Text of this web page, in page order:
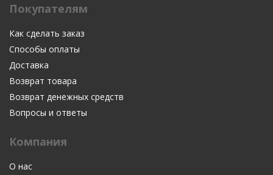
Покупателям
Как сделать заказ
Способы оплаты
Доставка
Возврат товара
Возврат денежных средств
Вопросы и ответы
Компания
О нас